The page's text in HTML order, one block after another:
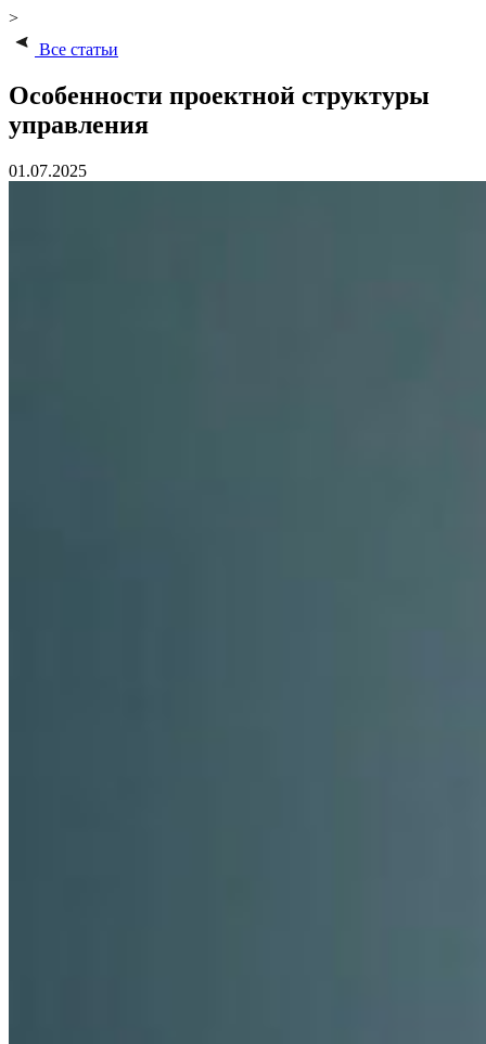
>
Все статьи
Особенности проектной структуры
управления
01.07.2025